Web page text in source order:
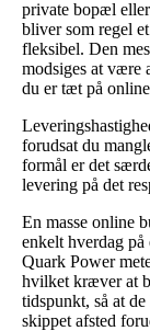
private bopæl
bliver som regel
fleksibel. Den
modsiges at være
du er tæt på
forudsat du
formål er det
levering på det
En masse online
enkelt hverdag på
Quark Power
hvilket kræver at
tidspunkt, så at
skippet afsted